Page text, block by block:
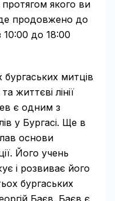
якого ви
продовжено до
10:00 до 18:00
бургаських митців
життєві лінії
є одним з
у Бургасі. Ще в
основи
Його учень
і розвиває його
бургаських
Баєв. Баєв є